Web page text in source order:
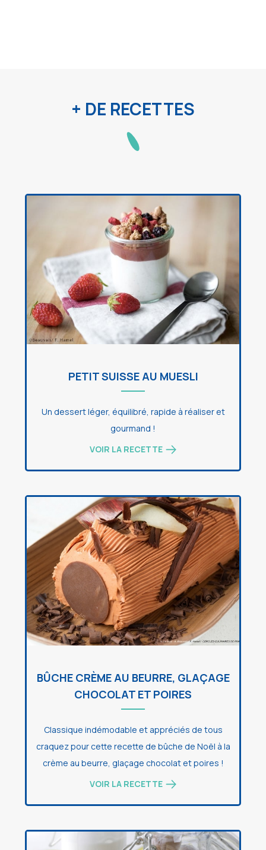
+ DE RECETTES
PETIT SUISSE AU MUESLI
Un dessert léger, équilibré, rapide à réaliser et
gourmand !
VOIR LA RECETTE
BÛCHE CRÈME AU BEURRE, GLAÇAGE
CHOCOLAT ET POIRES
Classique indémodable et appréciés de tous
craquez pour cette recette de bûche de Noël à la
crème au beurre, glaçage chocolat et poires !
VOIR LA RECETTE